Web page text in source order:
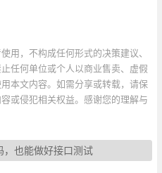
用，不构成任何形式的决策建议、
任何单位或个人以商业售卖、虚假
本文内容。如需分享或转载，请保
或侵犯相关权益。感谢您的理解与
，也能做好接口测试